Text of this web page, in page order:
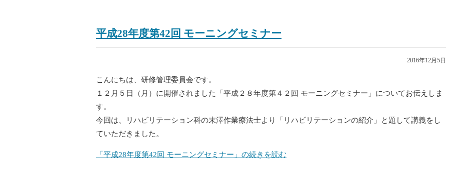
平成28年度第42回 モーニングセミナー
2016年12月5日
こんにちは、研修管理委員会です。
１２月５日（月）に開催されました「平成２８年度第４２回 モーニングセミナー」についてお伝えしま
す。
今回は、リハビリテーション科の末澤作業療法士より「リハビリテーションの紹介」と題して講義をし
ていただきました。
「平成28年度第42回 モーニングセミナー」の続きを読む